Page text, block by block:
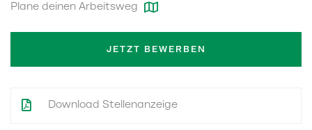
Plane deinen Arbeitsweg
JETZT BEWERBEN
Download Stellenanzeige